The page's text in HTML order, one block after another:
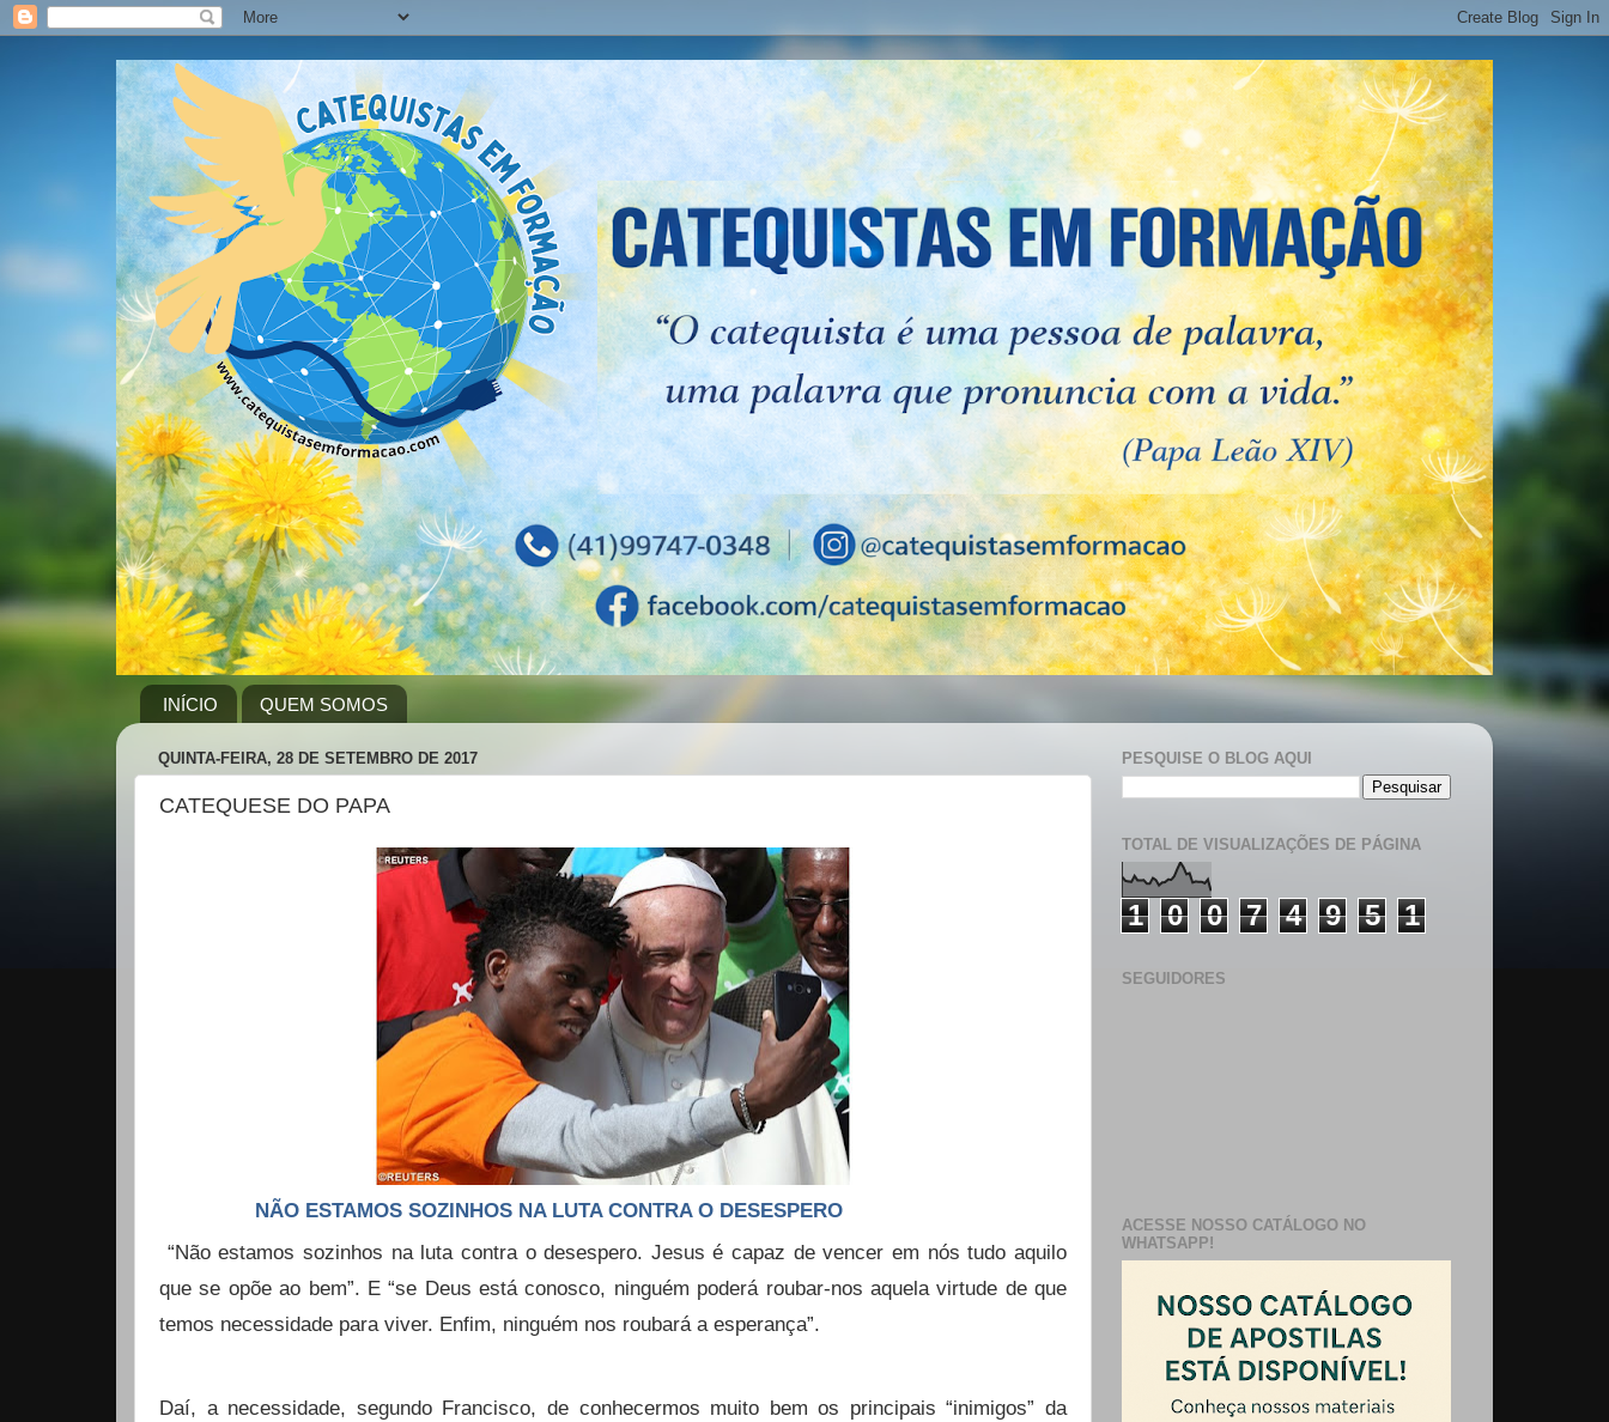
INÍCIO QUEM SOMOS
QUINTA-FEIRA, 28 DE SETEMBRO DE 2017
CATEQUESE DO PAPA
NÃO ESTAMOS SOZINHOS NA LUTA CONTRA O DESESPERO
“Não estamos sozinhos na luta contra o desespero. Jesus é capaz de vencer em nós tudo aquilo
que se opõe ao bem”. E “se Deus está conosco, ninguém poderá roubar-nos aquela virtude de que
temos necessidade para viver. Enfim, ninguém nos roubará a esperança”.
Daí, a necessidade, segundo Francisco, de conhecermos muito bem os principais “inimigos” da
PESQUISE O BLOG AQUI
TOTAL DE VISUALIZAÇÕES DE PÁGINA
1 0 0 7 4 9 5 1
SEGUIDORES
ACESSE NOSSO CATÁLOGO NO
WHATSAPP!